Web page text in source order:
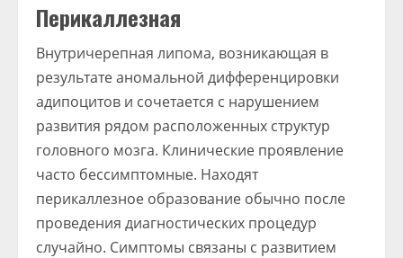
Перикаллезная
Внутричерепная липома, возникающая в
результате аномальной дифференцировки
адипоцитов и сочетается с нарушением
развития рядом расположенных структур
головного мозга. Клинические проявление
часто бессимптомные. Находят
перикаллезное образование обычно после
проведения диагностических процедур
случайно. Симптомы связаны с развитием